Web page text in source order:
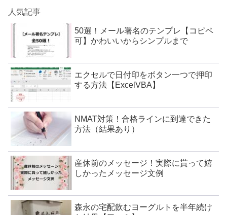
人気記事
50選！メール署名のテンプレ【コピペ
可】かわいいからシンプルまで
エクセルで日付印をボタン一つで押印
する方法【ExcelVBA】
NMAT対策！合格ラインに到達できた
方法（結果あり）
産休前のメッセージ！実際に貰って嬉
しかったメッセージ文例
森永の宅配飲むヨーグルトを半年続け